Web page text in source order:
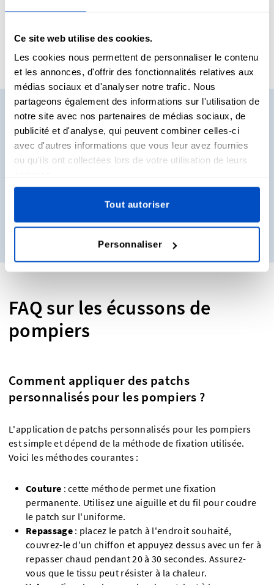
Ce site web utilise des cookies.
Les cookies nous permettent de personnaliser le contenu
et les annonces, d'offrir des fonctionnalités relatives aux
médias sociaux et d'analyser notre trafic. Nous
partageons également des informations sur l'utilisation de
notre site avec nos partenaires de médias sociaux, de
publicité et d'analyse, qui peuvent combiner celles-ci
avec d'autres informations que vous leur avez fournies
ou qu'ils ont collectées lors de votre utilisation de leurs
Tout autoriser
Personnaliser
Vous voulez voir des
échantillons ?
Vous voulez voir et toucher de vraies étiquettes avant de
FAQ sur les écussons de
pompiers
Comment appliquer des patchs
personnalisés pour les pompiers ?
L'application de patchs personnalisés pour les pompiers
est simple et dépend de la méthode de fixation utilisée.
Voici les méthodes courantes :
Couture : cette méthode permet une fixation
permanente. Utilisez une aiguille et du fil pour coudre
le patch sur l'uniforme.
Repassage: placez le patch à l'endroit souhaité,
couvrez-le d'un chiffon et appuyez dessus avec un fer à
repasser chaud pendant 20 à 30 secondes. Assurez-
vous que le tissu peut résister à la chaleur.